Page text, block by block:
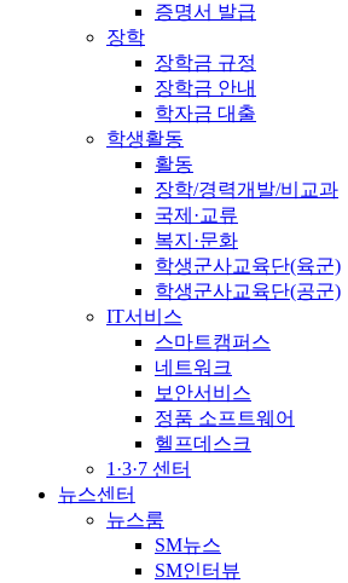
증명서 발급
장학
장학금 규정
장학금 안내
학자금 대출
학생활동
활동
장학/경력개발/비교과
국제·교류
복지·문화
학생군사교육단(육군)
학생군사교육단(공군)
IT서비스
스마트캠퍼스
네트워크
보안서비스
정품 소프트웨어
헬프데스크
1·3·7 센터
뉴스센터
뉴스룸
SM뉴스
SM인터뷰